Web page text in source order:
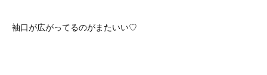
袖口が広がってるのがまたいい♡